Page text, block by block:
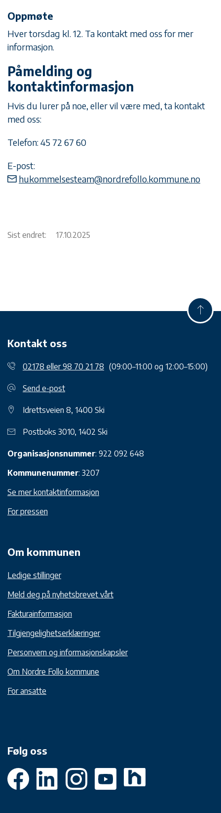
Oppmøte
Hver torsdag kl. 12. Ta kontakt med oss for mer
informasjon.
Påmelding og
kontaktinformasjon
Hvis du lurer på noe, eller vil være med, ta kontakt
med oss:
Telefon: 45 72 67 60
E-post:
hukommelsesteam@nordrefollo.kommune.no
Sist endret: 17.10.2025
Kontakt oss
02178 eller 98 70 21 78 (09:00–11:00 og 12:00–15:00)
Send e-post
Idrettsveien 8, 1400 Ski
Postboks 3010, 1402 Ski
Organisasjonsnummer: 922 092 648
Kommunenummer: 3207
Se mer kontaktinformasjon
For pressen
Om kommunen
Ledige stillinger
Meld deg på nyhetsbrevet vårt
Fakturainformasjon
Tilgjengelighetserklæringer
Personvern og informasjonskapsler
Om Nordre Follo kommune
For ansatte
Følg oss